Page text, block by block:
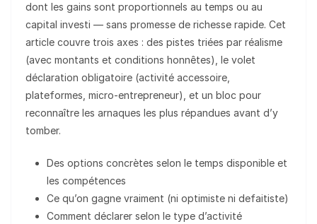
dont les gains sont proportionnels au temps ou au
capital investi — sans promesse de richesse rapide. Cet
article couvre trois axes : des pistes triées par réalisme
(avec montants et conditions honnêtes), le volet
déclaration obligatoire (activité accessoire,
plateformes, micro-entrepreneur), et un bloc pour
reconnaître les arnaques les plus répandues avant d’y
tomber.
Des options concrètes selon le temps disponible et
les compétences
Ce qu’on gagne vraiment (ni optimiste ni defaitiste)
Comment déclarer selon le type d’activité